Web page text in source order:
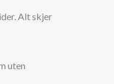
Alt skjer
uten